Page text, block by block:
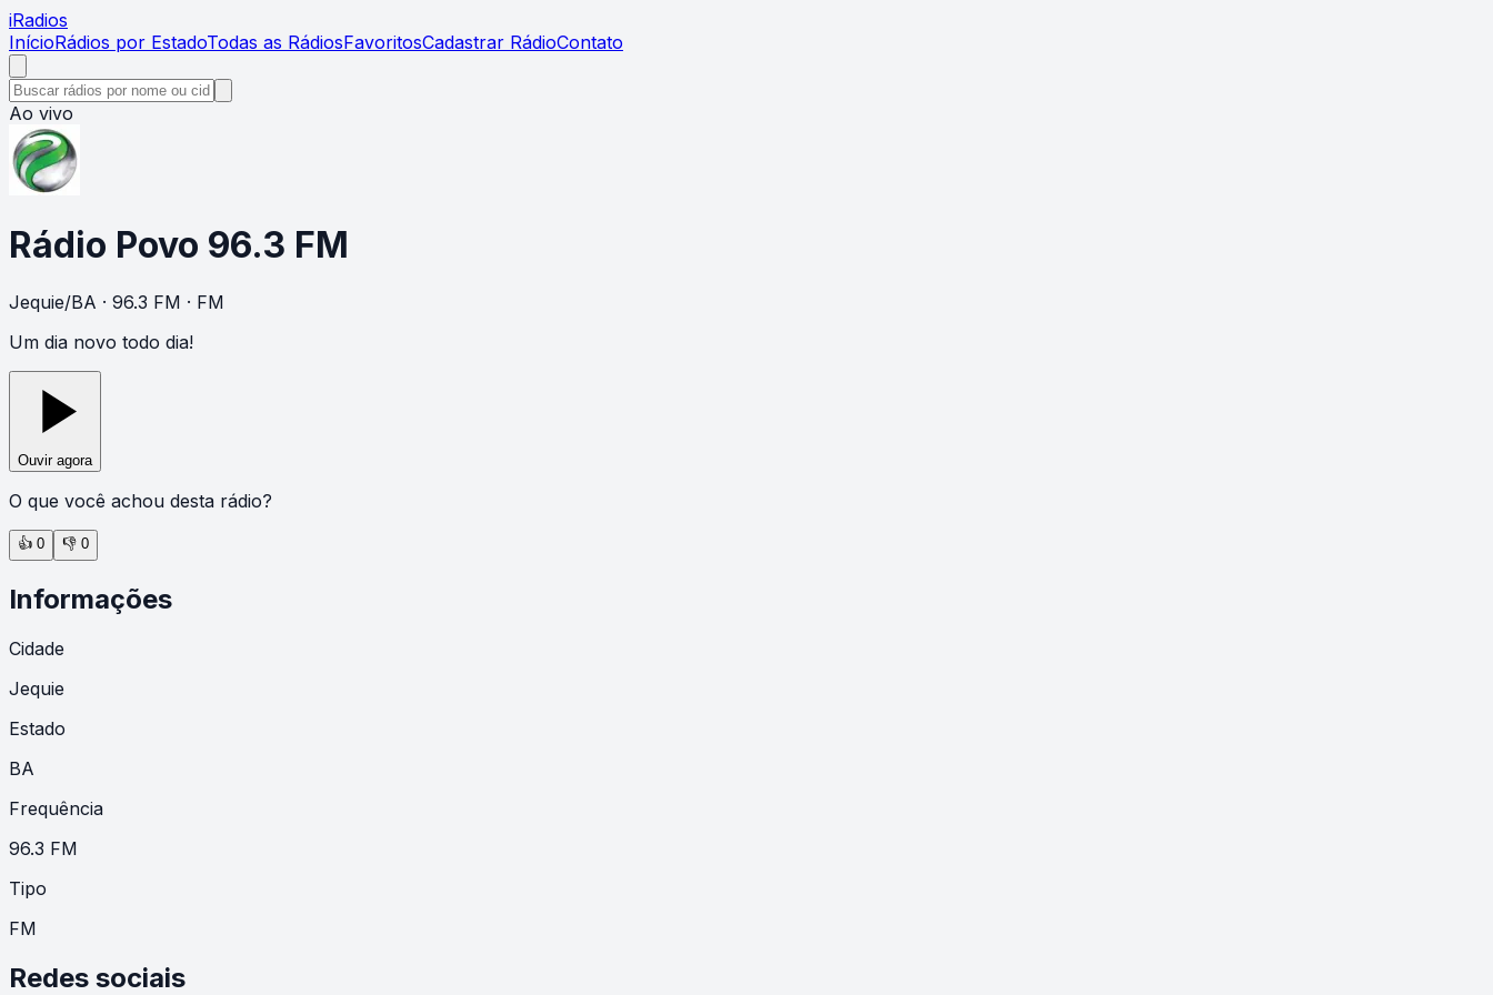
iRadios
InícioRádios por EstadoTodas as RádiosFavoritosCadastrar RádioContato
Ao vivo
Rádio Povo 96.3 FM
Jequie/BA · 96.3 FM · FM
Um dia novo todo dia!
Ouvir agora
O que você achou desta rádio?
👍 0 👎 0
Informações
Cidade
Jequie
Estado
BA
Frequência
96.3 FM
Tipo
FM
Redes sociais